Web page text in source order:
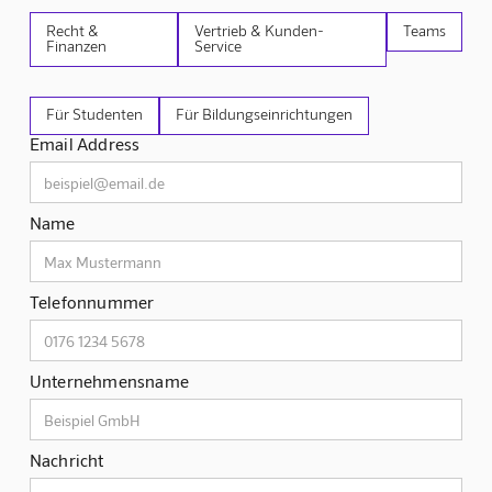
Recht &
Finanzen
Vertrieb & Kunden-
Service
Teams
Für Studenten Für Bildungseinrichtungen
Email Address
Name
Telefonnummer
Unternehmensname
Nachricht